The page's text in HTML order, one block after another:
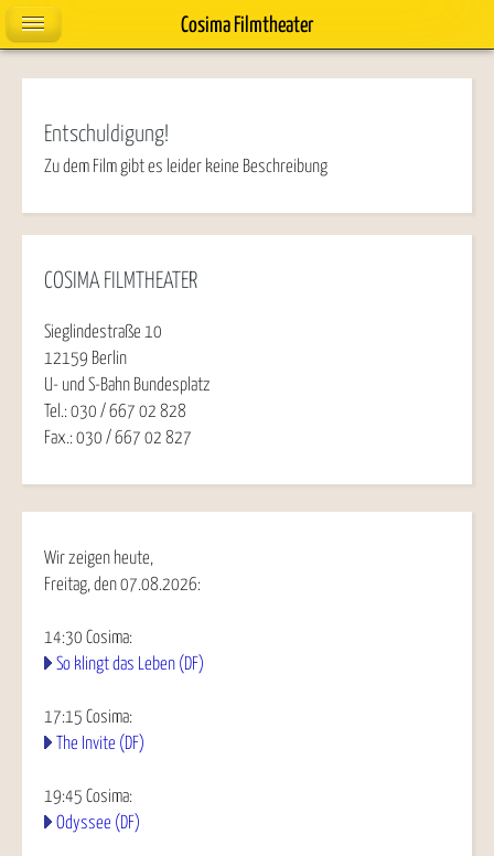
COSIMA FILMTHEATER
Sieglindestraße 10
12159 Berlin
U- und S-Bahn Bundesplatz
Tel.: 030 / 667 02 828
Fax.: 030 / 667 02 827
Wir zeigen heute,
Freitag, den 07.08.2026:
14:30 Cosima:
So klingt das Leben (DF)
17:15 Cosima:
The Invite (DF)
19:45 Cosima:
Odyssee (DF)
Entschuldigung!
Zu dem Film gibt es leider keine Beschreibung
Cosima Filmtheater